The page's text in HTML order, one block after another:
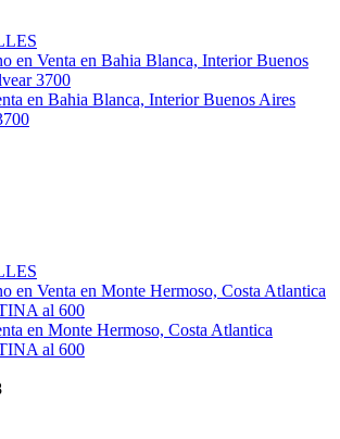
en Bahia Blanca, Interior Buenos Aires
en Monte Hermoso, Costa Atlantica
al 600